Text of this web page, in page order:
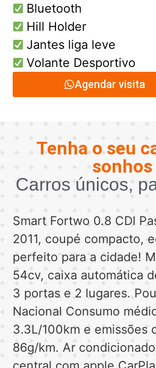
Bluetooth
Hill Holder
Jantes liga leve
Volante Desportivo
Agendar visita
Tenha o seu
sonhos
Carros únicos,
Smart Fortwo 0.8 CDI
2011, coupé compacto,
perfeito para a cidade!
54cv, caixa automática
3 portas e 2 lugares.
Nacional Consumo
3.3L/100km e emissões
86g/km. Ar